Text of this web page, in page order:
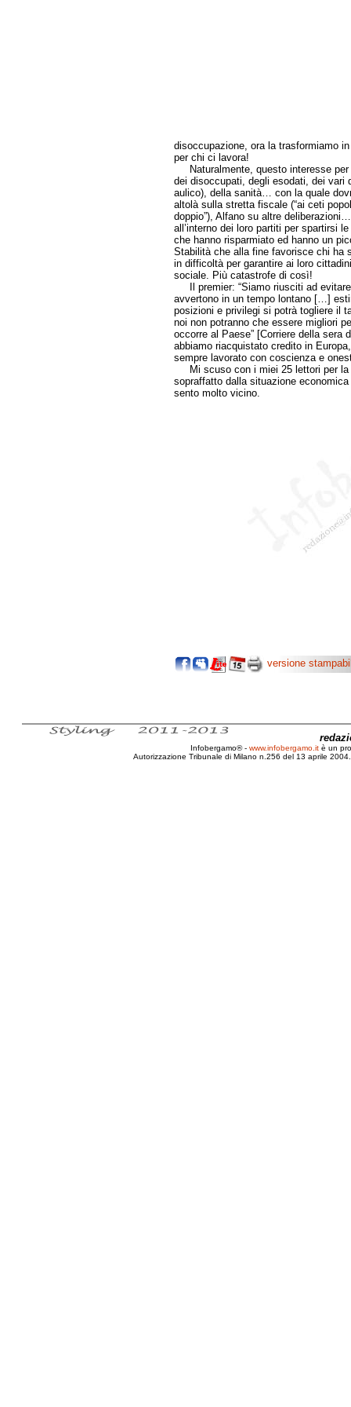
disoccupazione, ora la trasformiamo
per chi ci lavora!
Naturalmente, questo interesse per
dei disoccupati, degli esodati, dei vari
aulico), della sanità… con la quale
altolà sulla stretta fiscale (“ai ceti
doppio”), Alfano su altre
all’interno dei loro partiti per spartirsi
che hanno risparmiato ed hanno un
Stabilità che alla fine favorisce chi ha
in difficoltà per garantire ai loro
sociale. Più catastrofe di così!
Il premier: “Siamo riusciti ad
avvertono in un tempo lontano […]
posizioni e privilegi si potrà togliere il
noi non potranno che essere migliori
occorre al Paese” [Corriere della sera
abbiamo riacquistato credito in
sempre lavorato con coscienza e
Mi scuso con i miei 25 lettori per la
sopraffatto dalla situazione
sento molto vicino.
versione
Infobergamo® - www.infobergamo.it è un
Autorizzazione Tribunale di Milano n.256 del 13 aprile